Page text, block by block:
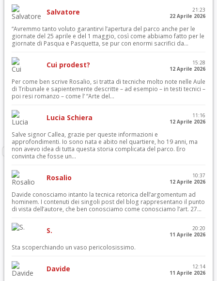
Salvatore
21:23
22 Aprile 2026
“Avremmo tanto voluto garantirvi l’apertura del parco anche per le
giornate del 25 aprile e del 1 maggio, così come abbiamo fatto per le
giornate di Pasqua e Pasquetta, se pur con enormi sacrifici da...
Cui prodest?
15:28
12 Aprile 2026
Per come ben scrive Rosalio, si tratta di tecniche molto note nelle Aule
di Tribunale e sapientemente descritte – ad esempio – in testi tecnici –
poi resi romanzo – come l’ “Arte del...
Lucia Schiera
11:16
12 Aprile 2026
Salve signor Callea, grazie per queste informazioni e
approfondimenti. Io sono nata e abito nel quartiere, ho 19 anni, ma
non avevo idea di tutta questa storia complicata del parco. Ero
convinta che fosse un...
Rosalio
10:37
12 Aprile 2026
Davide conosciamo intanto la tecnica retorica dell’argomentum ad
hominem. I contenuti dei singoli post del blog rappresentano il punto
di vista dell’autore, che ben conosciamo come conosciamo l’art. 27...
S.
20:20
11 Aprile 2026
Sta scoperchiando un vaso pericolosissimo.
Davide
12:14
11 Aprile 2026